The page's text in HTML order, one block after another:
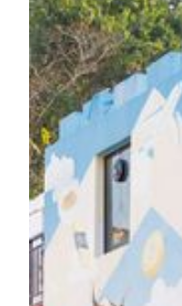
Your Art Time
’M Art
Explore, Snap and
in hand with the spirit of
every corner. Guests are
and enjoy moments of
stay, you are invited to
It’s fun and inspiring.
special limited-edition gift
KNOW MORE
My Art Time at